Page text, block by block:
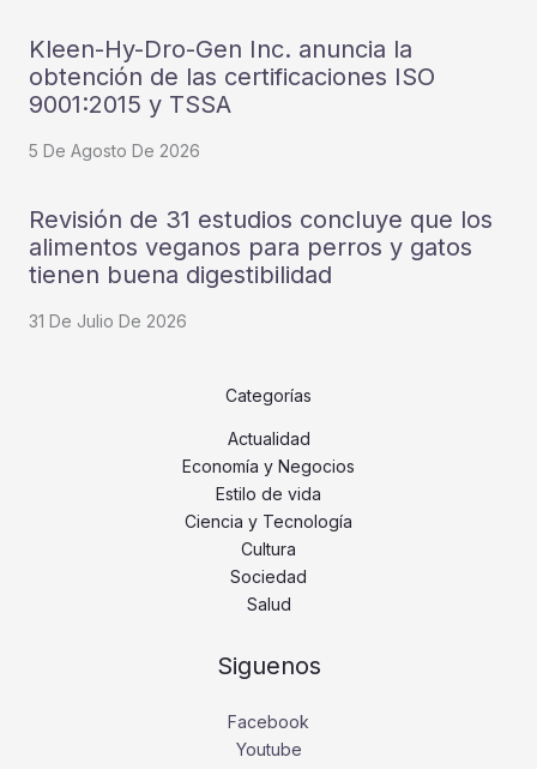
Kleen-Hy-Dro-Gen Inc. anuncia la
obtención de las certificaciones ISO
9001:2015 y TSSA
5 De Agosto De 2026
Revisión de 31 estudios concluye que los
alimentos veganos para perros y gatos
tienen buena digestibilidad
31 De Julio De 2026
Categorías
Actualidad
Economía y Negocios
Estilo de vida
Ciencia y Tecnología
Cultura
Sociedad
Salud
Siguenos
Facebook
Youtube